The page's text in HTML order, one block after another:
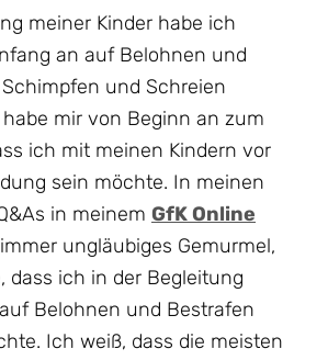
meiner Kinder habe ich
an auf Belohnen und
und Schreien
mir von Beginn an zum
ich mit meinen Kindern vor
sein möchte. In meinen
in meinem GfK Online
ungläubiges Gemurmel,
dass ich in der Begleitung
Belohnen und Bestrafen
Ich weiß, dass die meisten